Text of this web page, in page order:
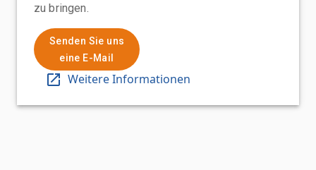
zu bringen.
Senden Sie uns
eine E-Mail
Weitere Informationen